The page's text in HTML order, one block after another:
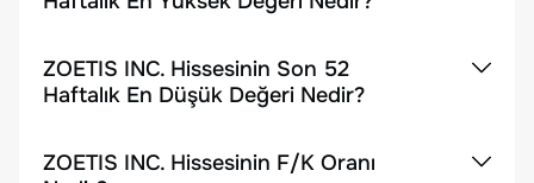
ZOETIS INC. Hissesinin Son 52
Haftalık En Düşük Değeri Nedir?
ZOETIS INC. Hissesinin F/K Oranı